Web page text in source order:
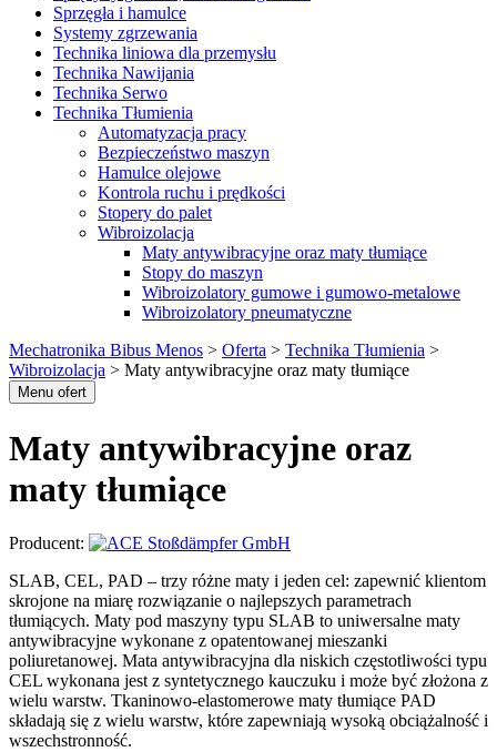
Sprzęgła i hamulce
Systemy zgrzewania
Technika liniowa dla przemysłu
Technika Nawijania
Technika Serwo
Technika Tłumienia
Automatyzacja pracy
Bezpieczeństwo maszyn
Hamulce olejowe
Kontrola ruchu i prędkości
Stopery do palet
Wibroizolacja
Maty antywibracyjne oraz maty tłumiące
Stopy do maszyn
Wibroizolatory gumowe i gumowo-metalowe
Wibroizolatory pneumatyczne
Mechatronika Bibus Menos > Oferta > Technika Tłumienia >
Wibroizolacja > Maty antywibracyjne oraz maty tłumiące
Menu ofert
Maty antywibracyjne oraz
maty tłumiące
Producent:
SLAB, CEL, PAD – trzy różne maty i jeden cel: zapewnić klientom
skrojone na miarę rozwiązanie o najlepszych parametrach
tłumiących. Maty pod maszyny typu SLAB to uniwersalne maty
antywibracyjne wykonane z opatentowanej mieszanki
poliuretanowej. Mata antywibracyjna dla niskich częstotliwości typu
CEL wykonana jest z syntetycznego kauczuku i może być złożona z
wielu warstw. Tkaninowo-elastomerowe maty tłumiące PAD
składają się z wielu warstw, które zapewniają wysoką obciążalność i
wszechstronność.